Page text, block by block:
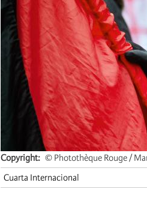
Copyright
© Photothèque Rouge /
Cuarta Internacional